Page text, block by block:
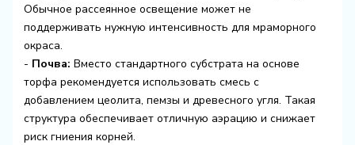
Обычное рассеянное освещение может не
поддерживать нужную интенсивность для мраморного
окраса.
- Почва: Вместо стандартного субстрата на основе
торфа рекомендуется использовать смесь с
добавлением цеолита, пемзы и древесного угля. Такая
структура обеспечивает отличную аэрацию и снижает
риск гниения корней.